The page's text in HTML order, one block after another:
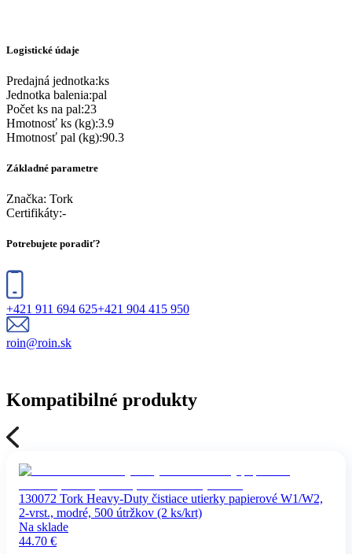
Logistické údaje
Predajná jednotka:ks
Jednotka balenia:pal
Počet ks na pal:23
Hmotnosť ks (kg):3.9
Hmotnosť pal (kg):90.3
Základné parametre
Značka: Tork
Certifikáty:-
Potrebujete poradiť?
+421 911 694 625+421 904 415 950
roin@roin.sk
Kompatibilné produkty
130072 Tork Heavy-Duty čistiace utierky papierové W1/W2,
2-vrst., modré, 500 útržkov (2 ks/krt)
Na sklade
44.70 €